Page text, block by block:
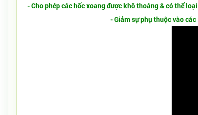
- Cho phép các hốc xoang được khô thoáng & có thể
- Giảm sự phụ thuộc vào